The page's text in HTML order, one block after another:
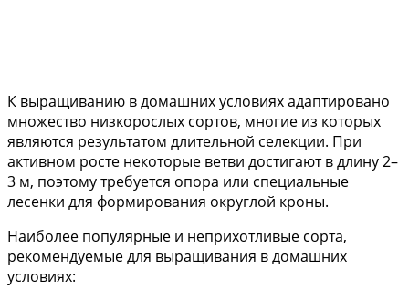
К выращиванию в домашних условиях адаптировано
множество низкорослых сортов, многие из которых
являются результатом длительной селекции. При
активном росте некоторые ветви достигают в длину 2–
3 м, поэтому требуется опора или специальные
лесенки для формирования округлой кроны.
Наиболее популярные и неприхотливые сорта,
рекомендуемые для выращивания в домашних
условиях: